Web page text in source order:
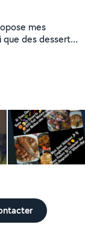
mes
que des desserts,
et tout ce qui
très important
d'hôtel,